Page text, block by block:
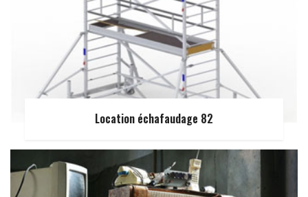
Location échafaudage 82